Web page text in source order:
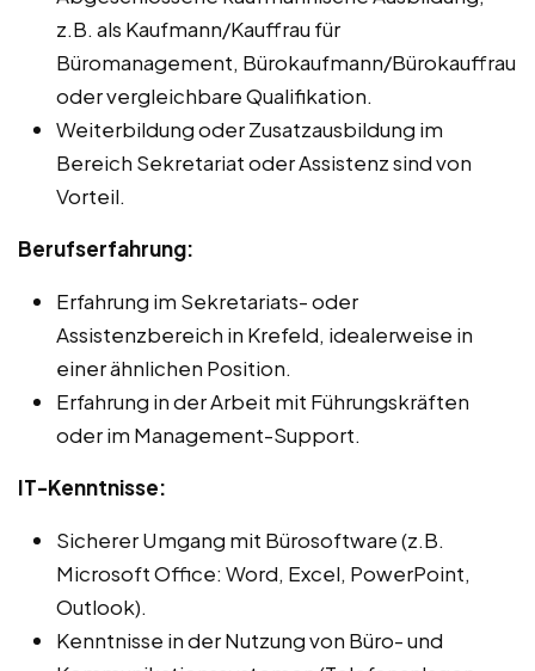
z.B. als Kaufmann/Kauffrau für
Büromanagement, Bürokaufmann/Bürokauffrau
oder vergleichbare Qualifikation.
Weiterbildung oder Zusatzausbildung im
Bereich Sekretariat oder Assistenz sind von
Vorteil.
Berufserfahrung:
Erfahrung im Sekretariats- oder
Assistenzbereich in Krefeld, idealerweise in
einer ähnlichen Position.
Erfahrung in der Arbeit mit Führungskräften
oder im Management-Support.
IT-Kenntnisse:
Sicherer Umgang mit Bürosoftware (z.B.
Microsoft Office: Word, Excel, PowerPoint,
Outlook).
Kenntnisse in der Nutzung von Büro- und